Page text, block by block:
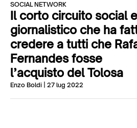
Chi siamo
Contatti
SOCIAL NETWORK
Il corto circuito social e
giornalistico che ha
credere a tutti che
Fernandes fosse
l’acquisto del Tolosa
Enzo Boldi | 27 lug 2022